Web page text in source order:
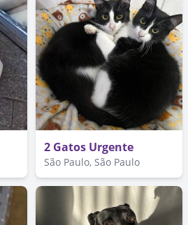
2 Gatos Urgente
São Paulo, São Paulo